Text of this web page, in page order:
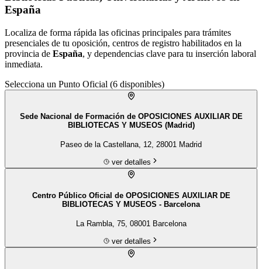
España
Localiza de forma rápida las oficinas principales para trámites
presenciales de tu oposición, centros de registro habilitados en la
provincia de España, y dependencias clave para tu inserción laboral
inmediata.
Selecciona un Punto Oficial (6 disponibles)
Sede Nacional de Formación de OPOSICIONES AUXILIAR DE
BIBLIOTECAS Y MUSEOS (Madrid)
Paseo de la Castellana, 12, 28001 Madrid
ver detalles
Centro Público Oficial de OPOSICIONES AUXILIAR DE
BIBLIOTECAS Y MUSEOS - Barcelona
La Rambla, 75, 08001 Barcelona
ver detalles